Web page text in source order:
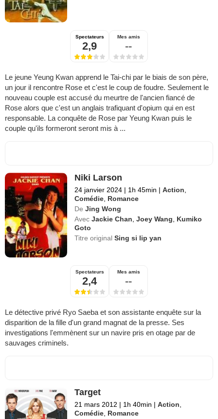
Spectateurs
2,9
Mes amis
--
Le jeune Yeung Kwan apprend le Tai-chi par le biais de son père,
un jour il rencontre Rose et c'est le coup de foudre. Seulement le
nouveau couple est accusé du meurtre de l'ancien fiancé de
Rose alors que c'est un anglais trafiquant d'opium qui en est
responsable. La conquête de Rose par Yeung Kwan puis le
couple qu'ils formeront seront mis à ...
Niki Larson
24 janvier 2024 | 1h 45min | Action,
Comédie, Romance
De Jing Wong
Avec Jackie Chan,Joey Wang, Kumiko
Goto
Titre originalSing si lip yan
Spectateurs
2,4
Mes amis
--
Le détective privé Ryo Saeba et son assistante enquête sur la
disparition de la fille d'un grand magnat de la presse. Ses
investigations l'emmènent sur un navire pris en otage par de
sauvages criminels.
Target
21 mars 2012 | 1h 40min | Action,
Comédie, Romance